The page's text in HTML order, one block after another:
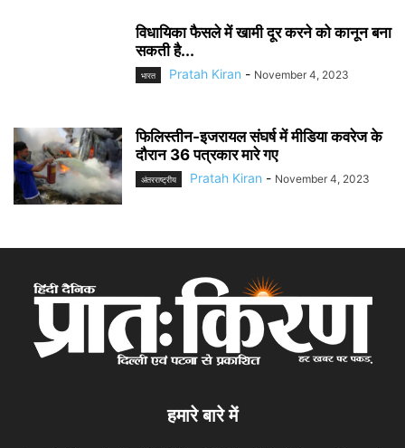
विधायिका फैसले में खामी दूर करने को कानून बना
सकती है...
भारत Pratah Kiran - November 4, 2023
फिलिस्तीन-इजरायल संघर्ष में मीडिया कवरेज के
दौरान 36 पत्रकार मारे गए
अंतरराष्ट्रीय Pratah Kiran - November 4, 2023
हमारे बारे में